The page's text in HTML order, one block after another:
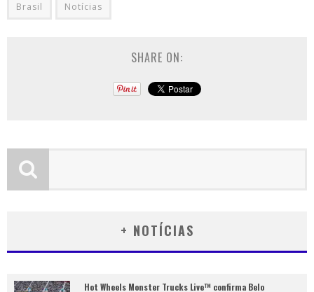
Brasil Notícias
SHARE ON:
+ NOTÍCIAS
Hot Wheels Monster Trucks Live™ confirma Belo